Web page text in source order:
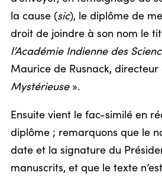
la cause (sic), le diplôme de
droit de joindre à son nom le
l’Académie Indienne des
Maurice de Rusnack, directeur
Mystérieuse».
Ensuite vient le fac-similé en
diplôme ; remarquons que le
date et la signature du
manuscrits, et que le texte